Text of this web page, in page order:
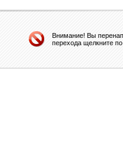
Внимание! Вы
перехода щелкните